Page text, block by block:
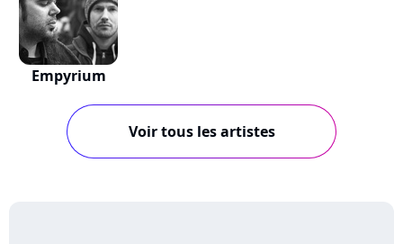
Empyrium
Voir tous les artistes